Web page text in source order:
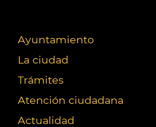
Ayuntamiento
La ciudad
Trámites
Atención ciudadana
Actualidad